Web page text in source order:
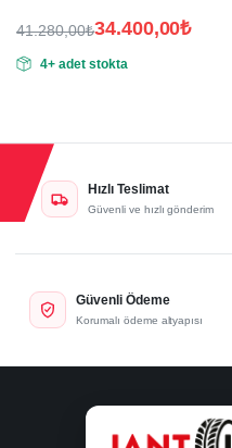
41.280,00₺
fiyat:
34.400,00₺
andaki
4+ adet stokta
Hızlı Teslimat
Güvenli ve hızlı gönderim
Güvenli Ödeme
Korumalı ödeme altyapısı